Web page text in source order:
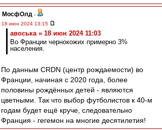
МосфОлд -
18 июн 2024 13:15
авоська » 18 июн 2024 11:03
Во Франции чернокожих примерно 3%
населения.
По данным CRDN (центр рождаемости) во
Франции, начиная с 2020 года, более
половины рождённых детей - являются
цветными. Так что выбор футболистов к 40-м
годам будет ещё круче, следовательно
Франция - гегемон на многие десятилетия!